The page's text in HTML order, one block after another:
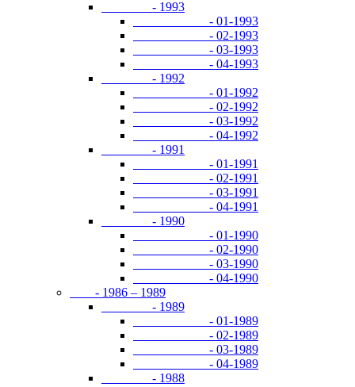
- 1993
- 01-1993
- 02-1993
- 03-1993
- 04-1993
- 1992
- 01-1992
- 02-1992
- 03-1992
- 04-1992
- 1991
- 01-1991
- 02-1991
- 03-1991
- 04-1991
- 1990
- 01-1990
- 02-1990
- 03-1990
- 04-1990
- 1986 – 1989
- 1989
- 01-1989
- 02-1989
- 03-1989
- 04-1989
- 1988